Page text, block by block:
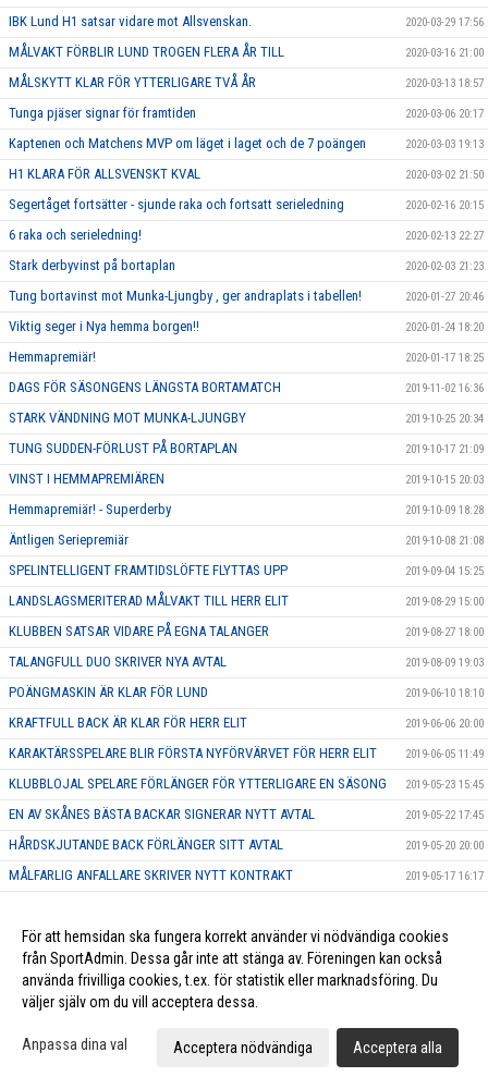
IBK Lund H1 satsar vidare mot Allsvenskan. 2020-03-29 17:56
MÅLVAKT FÖRBLIR LUND TROGEN FLERA ÅR TILL 2020-03-16 21:00
MÅLSKYTT KLAR FÖR YTTERLIGARE TVÅ ÅR 2020-03-13 18:57
Tunga pjäser signar för framtiden 2020-03-06 20:17
Kaptenen och Matchens MVP om läget i laget och de 7 poängen 2020-03-03 19:13
H1 KLARA FÖR ALLSVENSKT KVAL 2020-03-02 21:50
Segertåget fortsätter - sjunde raka och fortsatt serieledning 2020-02-16 20:15
6 raka och serieledning! 2020-02-13 22:27
Stark derbyvinst på bortaplan 2020-02-03 21:23
Tung bortavinst mot Munka-Ljungby , ger andraplats i tabellen! 2020-01-27 20:46
Viktig seger i Nya hemma borgen!! 2020-01-24 18:20
Hemmapremiär! 2020-01-17 18:25
DAGS FÖR SÄSONGENS LÄNGSTA BORTAMATCH 2019-11-02 16:36
STARK VÄNDNING MOT MUNKA-LJUNGBY 2019-10-25 20:34
TUNG SUDDEN-FÖRLUST PÅ BORTAPLAN 2019-10-17 21:09
VINST I HEMMAPREMIÄREN 2019-10-15 20:03
Hemmapremiär! - Superderby 2019-10-09 18:28
Äntligen Seriepremiär 2019-10-08 21:08
SPELINTELLIGENT FRAMTIDSLÖFTE FLYTTAS UPP 2019-09-04 15:25
LANDSLAGSMERITERAD MÅLVAKT TILL HERR ELIT 2019-08-29 15:00
KLUBBEN SATSAR VIDARE PÅ EGNA TALANGER 2019-08-27 18:00
TALANGFULL DUO SKRIVER NYA AVTAL 2019-08-09 19:03
POÄNGMASKIN ÄR KLAR FÖR LUND 2019-06-10 18:10
KRAFTFULL BACK ÄR KLAR FÖR HERR ELIT 2019-06-06 20:00
KARAKTÄRSSPELARE BLIR FÖRSTA NYFÖRVÄRVET FÖR HERR ELIT 2019-06-05 11:49
KLUBBLOJAL SPELARE FÖRLÄNGER FÖR YTTERLIGARE EN SÄSONG 2019-05-23 15:45
EN AV SKÅNES BÄSTA BACKAR SIGNERAR NYTT AVTAL 2019-05-22 17:45
HÅRDSKJUTANDE BACK FÖRLÄNGER SITT AVTAL 2019-05-20 20:00
MÅLFARLIG ANFALLARE SKRIVER NYTT KONTRAKT 2019-05-17 16:17
KAPTENEN FÖRLÄNGER SITT KONTRAKT 2019-05-13 19:53
POÄNGSPELARE FÖRLÄNGER SITT KONTRAKT 2019-05-03 15:17
ASSISTERANDE TRÄNARE KLAR FÖR HERRAR DIV.1
2019-04-15 15:41
H1: Julspecial Lucka 19# Viktor Norlund
För att hemsidan ska fungera korrekt använder vi nödvändiga cookies
från SportAdmin. Dessa går inte att stänga av. Föreningen kan också
använda frivilliga cookies, t.ex. för statistik eller marknadsföring. Du
väljer själv om du vill acceptera dessa.
Anpassa dina val Acceptera nödvändiga Acceptera alla